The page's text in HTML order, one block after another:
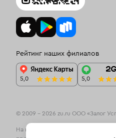
Рейтинг наших филиалов
© 2009 – 2026 zu.ru ООО «Залог
На информационном ресурсе